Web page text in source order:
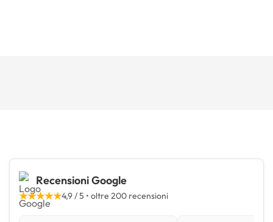
Recensioni Google
★★★★★4,9 / 5 • oltre 200 recensioni